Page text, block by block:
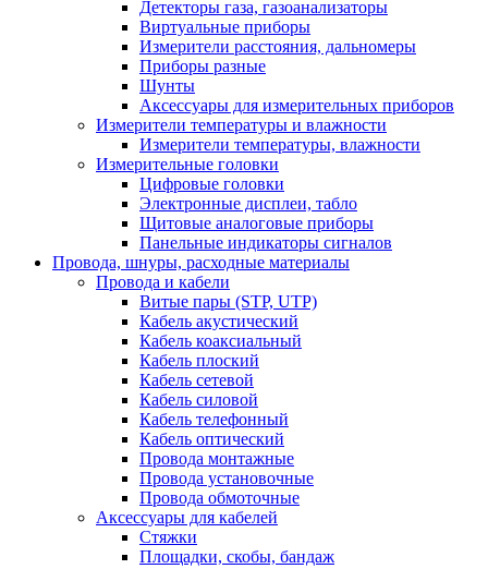
Детекторы газа, газоанализаторы
Виртуальные приборы
Измерители расстояния, дальномеры
Приборы разные
Шунты
Аксессуары для измерительных приборов
Измерители температуры и влажности
Измерители температуры, влажности
Измерительные головки
Цифровые головки
Электронные дисплеи, табло
Щитовые аналоговые приборы
Панельные индикаторы сигналов
Провода, шнуры, расходные материалы
Провода и кабели
Витые пары (STP, UTP)
Кабель акустический
Кабель коаксиальный
Кабель плоский
Кабель сетевой
Кабель силовой
Кабель телефонный
Кабель оптический
Провода монтажные
Провода установочные
Провода обмоточные
Аксессуары для кабелей
Стяжки
Площадки, скобы, бандаж